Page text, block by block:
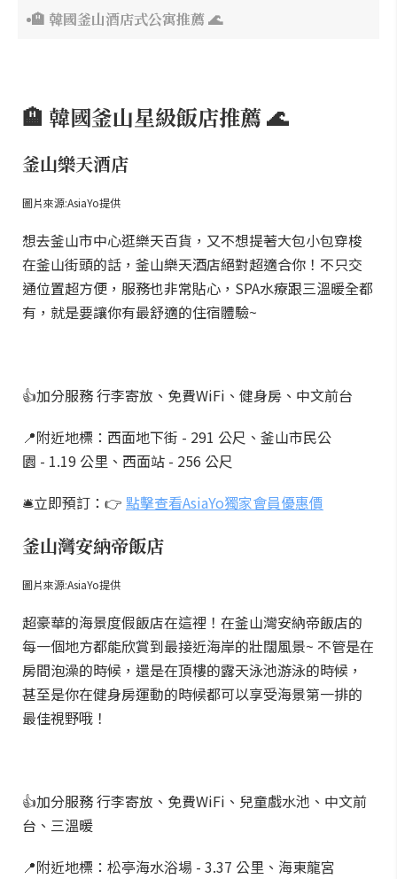
🏨 韓國釜山酒店式公寓推薦 🌊
🏨 韓國釜山星級飯店推薦 🌊
釜山樂天酒店
圖片來源:AsiaYo提供
想去釜山市中心逛樂天百貨，又不想提著大包小包穿梭
在釜山街頭的話，釜山樂天酒店絕對超適合你！不只交
通位置超方便，服務也非常貼心，SPA水療跟三溫暖全都
有，就是要讓你有最舒適的住宿體驗~
👍加分服務 行李寄放、免費WiFi、健身房、中文前台
📍附近地標：西面地下街 - 291 公尺、釜山市民公
園 - 1.19 公里、西面站 - 256 公尺
🛎️立即預訂：👉 點擊查看AsiaYo獨家會員優惠價
釜山灣安納帝飯店
圖片來源:AsiaYo提供
超豪華的海景度假飯店在這裡！在釜山灣安納帝飯店的
每一個地方都能欣賞到最接近海岸的壯闊風景~ 不管是在
房間泡澡的時候，還是在頂樓的露天泳池游泳的時候，
甚至是你在健身房運動的時候都可以享受海景第一排的
最佳視野哦！
👍加分服務 行李寄放、免費WiFi、兒童戲水池、中文前
台、三溫暖
📍附近地標：松亭海水浴場 - 3.37 公里、海東龍宮